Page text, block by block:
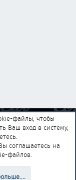
R
файлы, чтобы
Ваш вход в систему,
соглашаетесь на
файлов.